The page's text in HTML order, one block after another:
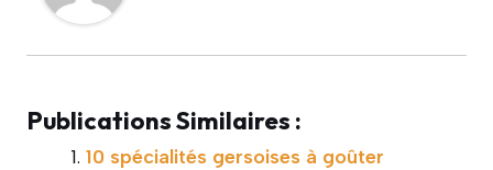
Publications Similaires :
10 spécialités gersoises à goûter